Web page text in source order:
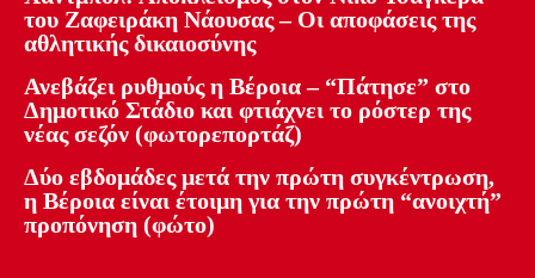
του Ζαφειράκη Νάουσας – Οι αποφάσεις της
αθλητικής δικαιοσύνης
Ανεβάζει ρυθμούς η Βέροια – “Πάτησε” στο
Δημοτικό Στάδιο και φτιάχνει το ρόστερ της
νέας σεζόν (φωτορεπορτάζ)
Δύο εβδομάδες μετά την πρώτη συγκέντρωση,
η Βέροια είναι έτοιμη για την πρώτη “ανοιχτή”
προπόνηση (φώτο)